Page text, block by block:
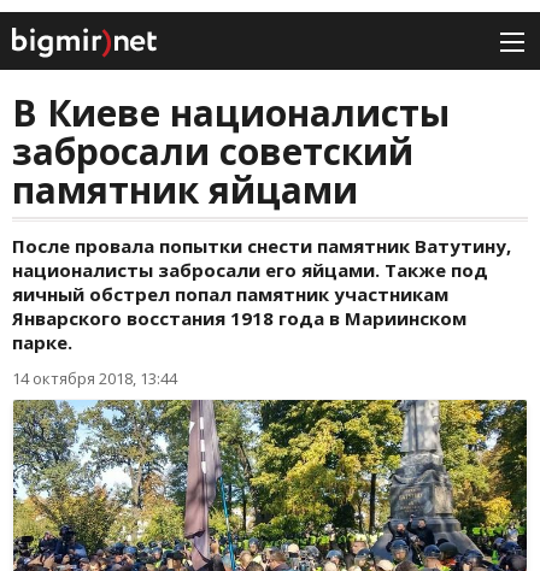
В Киеве националисты
забросали советский
памятник яйцами
После провала попытки снести памятник Ватутину,
националисты забросали его яйцами. Также под
яичный обстрел попал памятник участникам
Январского восстания 1918 года в Мариинском
парке.
14 октября 2018, 13:44